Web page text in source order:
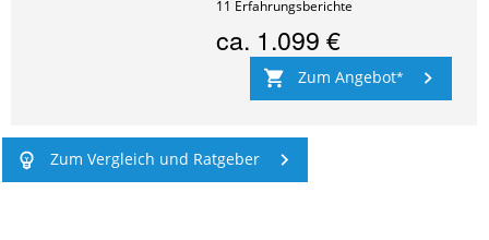
11 Erfahrungsberichte
ca. 1.099 €
Zum Angebot
Zum Vergleich und Ratgeber